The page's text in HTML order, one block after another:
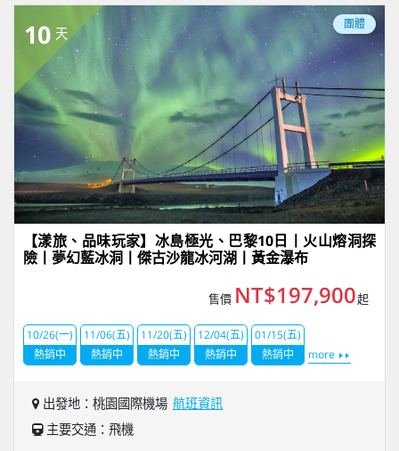
10 天
團體
【漾旅、品味玩家】冰島極光、巴黎10日丨火山熔洞探
險丨夢幻藍冰洞丨傑古沙龍冰河湖丨黃金瀑布
售價 NT$197,900起
10/26(一)
熱銷中
11/06(五)
熱銷中
11/20(五)
熱銷中
12/04(五)
熱銷中
01/15(五)
熱銷中
more
出發地：桃園國際機場 航班資訊
主要交通：飛機